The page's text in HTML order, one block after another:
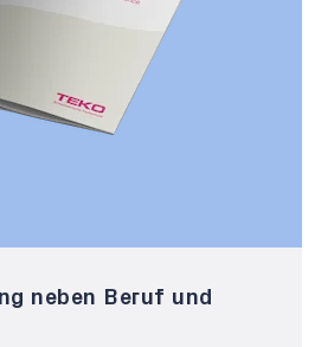
neben Beruf und